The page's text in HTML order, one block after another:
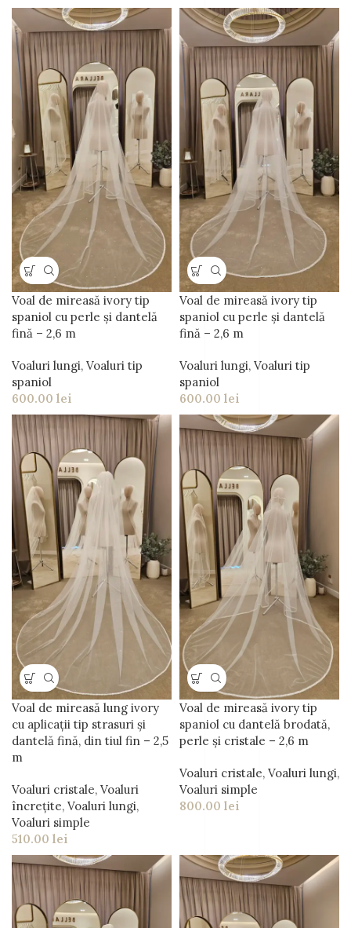
Voal de mireasă ivory tip
spaniol cu perle și dantelă
fină – 2,6 m
Voaluri lungi, Voaluri tip
spaniol
600.00 lei
Voal de mireasă ivory tip
spaniol cu perle și dantelă
fină – 2,6 m
Voaluri lungi, Voaluri tip
spaniol
600.00 lei
Voal de mireasă lung ivory
cu aplicații tip strasuri și
dantelă fină, din tiul fin – 2,5
m
Voaluri cristale, Voaluri
încrețite, Voaluri lungi,
Voaluri simple
510.00 lei
Voal de mireasă ivory tip
spaniol cu dantelă brodată,
perle și cristale – 2,6 m
Voaluri cristale, Voaluri lungi,
Voaluri simple
800.00 lei